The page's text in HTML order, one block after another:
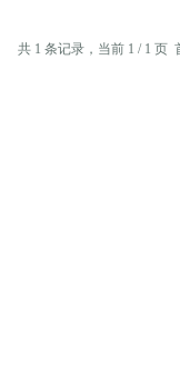
共 1 条记录，当前 1 / 1